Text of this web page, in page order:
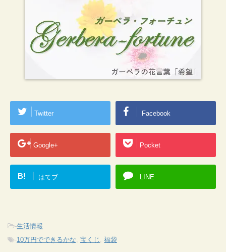
Twitter Facebook
Google+ Pocket
B! はてブ LINE
-生活情報
-10万円でできるかな, 宝くじ , 福袋